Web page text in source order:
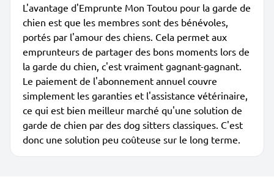
L'avantage d'Emprunte Mon Toutou pour la garde de
chien est que les membres sont des bénévoles,
portés par l'amour des chiens. Cela permet aux
emprunteurs de partager des bons moments lors de
la garde du chien, c'est vraiment gagnant-gagnant.
Le paiement de l'abonnement annuel couvre
simplement les garanties et l'assistance vétérinaire,
ce qui est bien meilleur marché qu'une solution de
garde de chien par des dog sitters classiques. C'est
donc une solution peu coûteuse sur le long terme.